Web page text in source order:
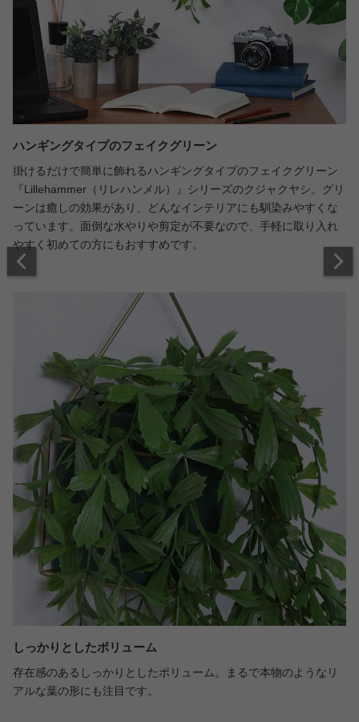
ハンギングタイプのフェイクグリーン
掛けるだけで簡単に飾れるハンギングタイプのフェイクグリーン
『Lillehammer（リレハンメル）』シリーズのクジャクヤシ。グリ
ーンは癒しの効果があり、どんなインテリアにも馴染みやすくな
っています。面倒な水やりや剪定が不要なので、手軽に取り入れ
やすく初めての方にもおすすめです。
しっかりとしたボリューム
存在感のあるしっかりとしたボリューム。まるで本物のようなリ
アルな葉の形にも注目です。